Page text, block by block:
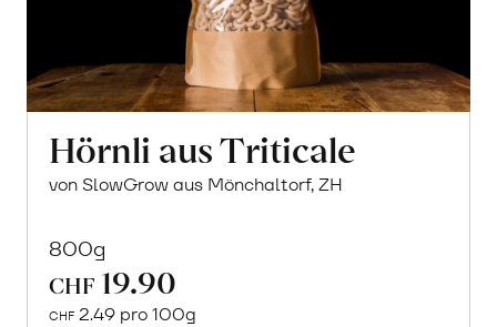
Hörnli aus Triticale
von SlowGrow aus Mönchaltorf, ZH
800g
CHF 19.90
CHF 2.49 pro 100g